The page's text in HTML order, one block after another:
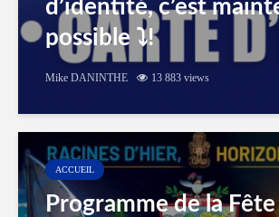
d’identité, c’est
possible ⤵️!
Mike DANINTHE 13 883 views
ACCUEIL
Programme de la Fête